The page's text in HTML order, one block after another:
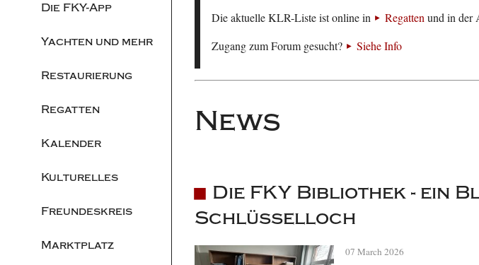
Die FKY-App
Yachten und mehr
Restaurierung
Regatten
Kalender
Kulturelles
Freundeskreis
Marktplatz
Die aktuelle KLR-Liste ist online in Regattenund in der
Zugang zum Forum gesucht?
Siehe Info
News
Die FKY Bibliothek - ein
Schlüsselloch
07 March 2026